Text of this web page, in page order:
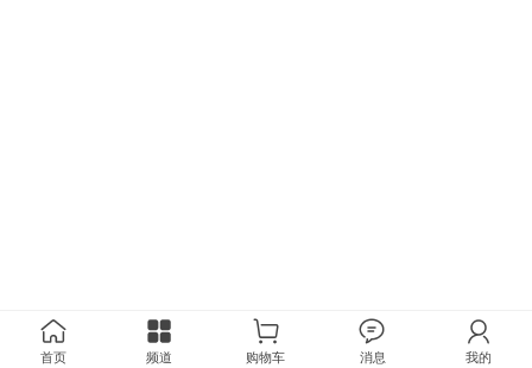
首页 频道 购物车 消息 我的